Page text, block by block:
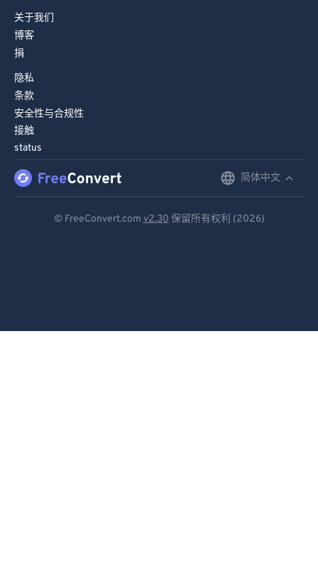
关于我们
博客
捐
隐私
条款
安全性与合规性
接触
status
简体中文
© FreeConvert.com v2.30 保留所有权利 (2026)